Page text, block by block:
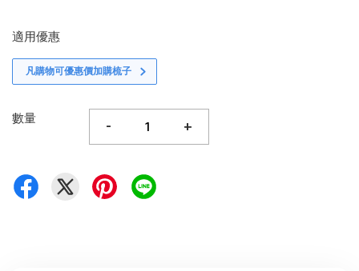
適用優惠
凡購物可優惠價加購梳子
數量 - +